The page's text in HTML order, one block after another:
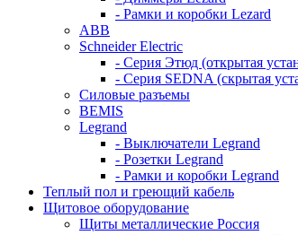
- Рамки и коробки Lezard
ABB
Schneider Electric
- Серия Этюд (открытая
- Серия SEDNA (скрытая
Силовые разъемы
BEMIS
Legrand
- Выключатели Legrand
- Розетки Legrand
- Рамки и коробки Legrand
Теплый пол и греющий кабель
Щитовое оборудование
Щиты металлические Россия